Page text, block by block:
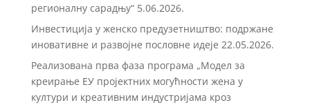
регионалну сарадњу“ 5.06.2026.
Инвестиција у женско предузетништво: подржане
иновативне и развојне пословне идеје 22.05.2026.
Реализована прва фаза програма „Модел за
креирање ЕУ пројектних могућности жена у
култури и креативним индустријама кроз